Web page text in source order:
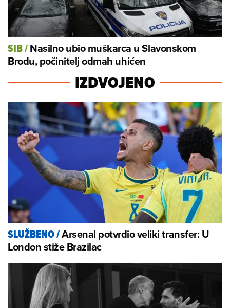
SIB/Nasilno ubio muškarca u Slavonskom
Brodu, počinitelj odmah uhićen
IZDVOJENO
SLUŽBENO/Arsenal potvrdio veliki transfer: U
London stiže Brazilac